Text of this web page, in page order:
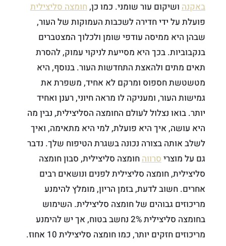
באקנה ושיקום עור שומני. כמו כן,חומצה סליצילית
פועלת על ידי חדירה לשכבות העמוקות של העור,
שבהן היא ממיסה עודפי שומן ולכלוך המצטברים
בנקבוביות. בכך היא מסייעת לניקוי עמוק, להסרת
תאים מתים ולהאצת התחדשות העור. בנוסף, היא
מטשטשת חספוס ומרקם לא אחיד, משפרת את
גמישות העור, ומעניקה לו מראה חיוני, רענן ואחיד
יותר. בואו נצלול לעולם החומצה הסליצילית, נבין מה
היא עושה, איך היא פועלת, למי היא מתאימה, ואיך
לשלב אותה בצורה נכונה בשגרת הטיפוח שלך. נדבר
גם על מוצריסרווהחומצה סליצילית, סבון חומצה
סליצילית, חומצה סליצילית לפנים ונושאים רבים
אחרים. חשוב לדעת, בזמן הריון, מומלץ להימנע
מריכוזים גבוהים של חומצה סליצילית. השימוש
בחומצה סליצילית 2% נחשב בטוח, אך יש להימנע
מריכוזים חזקים יותר, כמו חומצה סליצילית 10 אחוז.